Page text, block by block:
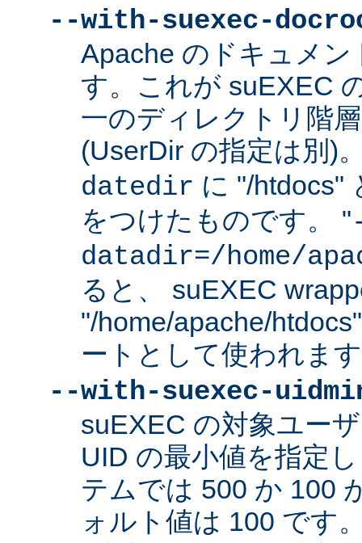
--with-suexec-
Apache のドキュメ
す。これが suEXEC
一のディレクトリ階
(UserDir の指定は別)
datedir に "/htdocs"
をつけたものです。 "
datadir=/home/
ると、 suEXEC
"/home/apache/
ートとして使われま
--with-suexec-
suEXEC の対象ユー
UID の最小値を指定
テムでは 500 か 100
ォルト値は 100 です